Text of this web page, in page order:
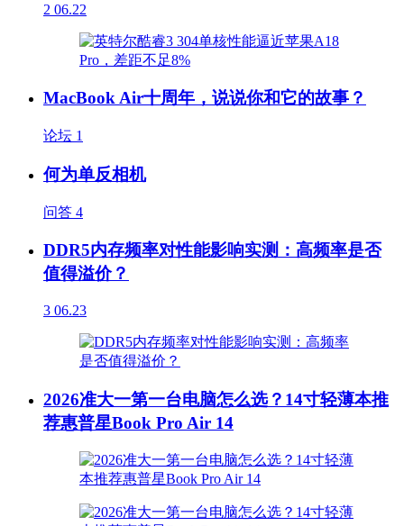
2 06.22
MacBook Air十周年，说说你和它的故事？
论坛 1
何为单反相机
问答 4
DDR5内存频率对性能影响实测：高频率是否
值得溢价？
3 06.23
2026准大一第一台电脑怎么选？14寸轻薄本推
荐惠普星Book Pro Air 14